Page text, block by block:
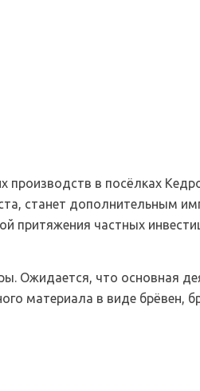
производств в посёлках
станет дополнительным
притяжения частных
Ожидается, что основная
материала в виде брёвен,